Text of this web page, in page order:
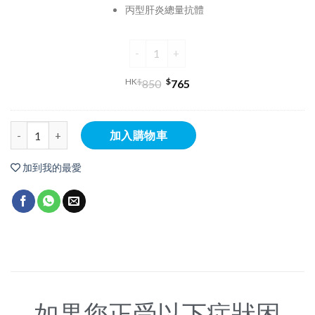
丙型肝炎總量抗體
HK$850 $765
加入購物車
加到我的最愛